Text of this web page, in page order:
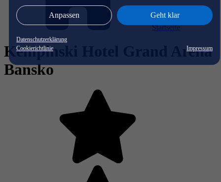
Anpassen Geht klar
Datenschutzerklärung
Cookierichtlinie
Impressum
Startseite
Kempinski Hotel Grand Arena
Bansko